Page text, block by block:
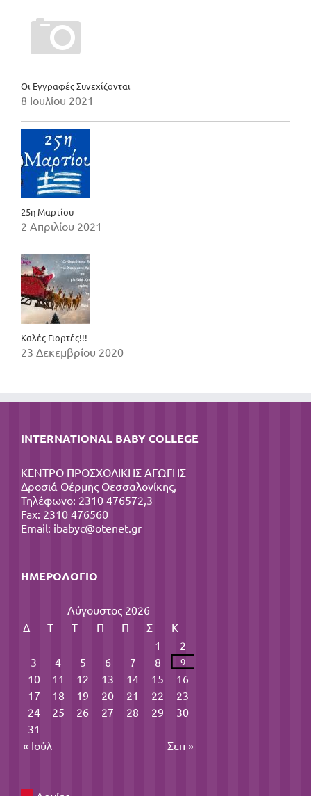
Οι Εγγραφές Συνεχίζονται
8 Ιουλίου 2021
25η Μαρτίου
2 Απριλίου 2021
Καλές Γιορτές!!!
23 Δεκεμβρίου 2020
INTERNATIONAL BABY COLLEGE
ΚΕΝΤΡΟ ΠΡΟΣΧΟΛΙΚΗΣ ΑΓΩΓΗΣ
Δροσιά Θέρμης Θεσσαλονίκης,
Τηλέφωνο: 2310 476572,3
Fax: 2310 476560
Email: ibabyc@otenet.gr
ΗΜΕΡΟΛΌΓΙΟ
Αύγουστος 2026
Δ
Τ Τ Π Π Σ
Κ
1
2
3
4 5 6 7 8 9
10 11 12 13 14 15
16
17
18 19 20 21 22
23
24
25 26 27 28 29
30
31
« Ιούλ
Σεπ »